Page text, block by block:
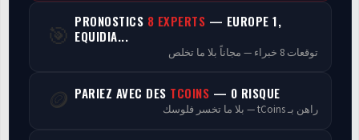
Programmes
🎯 PRONOSTICS 8 EXPERTS — EUROPE 1,
EQUIDIA...
توقعات 8 خبراء — مجاناً بلا ما تخلص
🪙 PARIEZ AVEC DES TCOINS — 0 RISQUE
راهن بـ tCoins — بلا ما تخسر فلوسك